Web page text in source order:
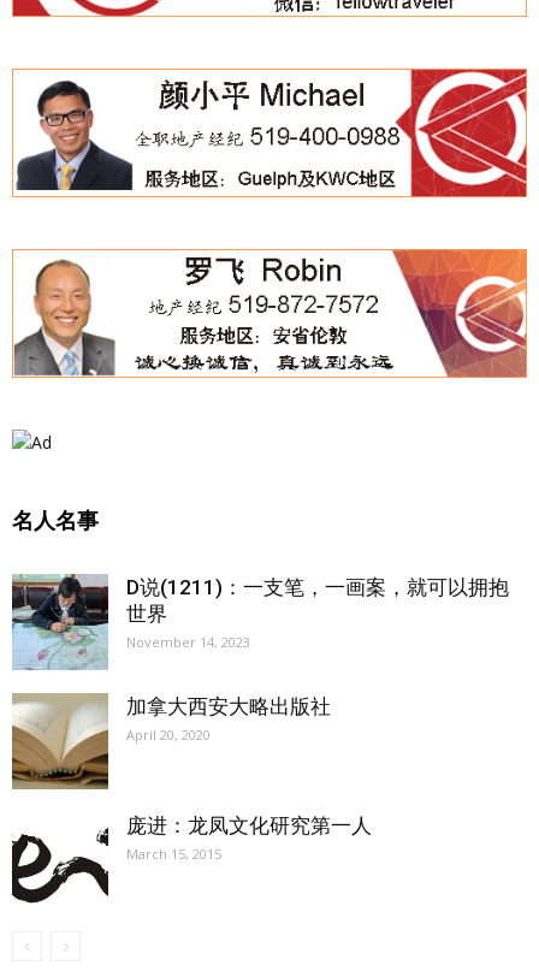
名人名事
D说(1211)：一支笔，一画案，就可以拥抱
世界
November 14, 2023
加拿大西安大略出版社
April 20, 2020
庞进：龙凤文化研究第一人
March 15, 2015